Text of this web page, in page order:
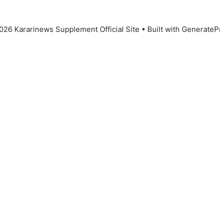
Kararinews Supplement Official Site • Built with